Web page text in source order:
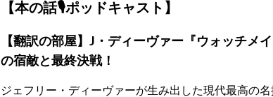
【本の話🎙ポッドキャスト】
【翻訳の部屋】J・ディーヴァー『ウォッチメ
の宿敵と最終決戦！
ジェフリー・ディーヴァーが生み出した現代最高の